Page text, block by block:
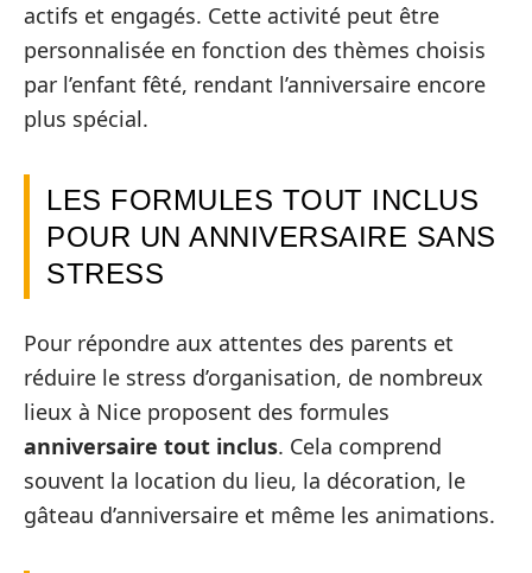
actifs et engagés. Cette activité peut être
personnalisée en fonction des thèmes choisis
par l’enfant fêté, rendant l’anniversaire encore
plus spécial.
LES FORMULES TOUT INCLUS
POUR UN ANNIVERSAIRE SANS
STRESS
Pour répondre aux attentes des parents et
réduire le stress d’organisation, de nombreux
lieux à Nice proposent des formules
anniversaire tout inclus. Cela comprend
souvent la location du lieu, la décoration, le
gâteau d’anniversaire et même les animations.